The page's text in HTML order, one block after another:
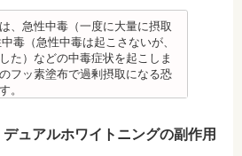
外科第２講座大学院卒業
学）
勤講師
苑理事
示を守ってください。
箇所が元に戻る場合もありま
人社団日坂会 理事長 日坂充宏
本大学歯学部卒業
学）
勤講師
なかったり、定期的な来院がで
治療期間が延びる場合がありま
、骨の硬さ、歯のかたちの場合
なる場合があります。
、歯並びに悪影響をあたえる癖
かして歯並びを整える「動的治
が改善されても、まだ歯が元の
利佳先生
命歯学部卒業
病院にて研修
務
はその関連性も合わせて検査が
く食べる食べ物、ブラッシング
どが影響する場合もあるので、
軽減に向けて指導が行われま
利佳先生
病院にて研修
務
、急性中毒（一度に大量に摂取
毒（急性中毒は起こさないが、
た）などの中毒症状を起こしま
フッ素塗布で過剰摂取になる恐
。
毒量は、5歳児（体重18Kg）が
ュアルホワイトニングの副作用